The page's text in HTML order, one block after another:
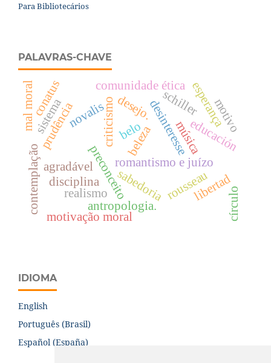
Para Bibliotecários
PALAVRAS-CHAVE
preconceito
beleza
novaliscriticismo
romantismo e juízo
música
belo
agradável
contemplação
desinteresse
prudência
sabedoriarousseau
educación
disciplina libertad
sistema
antropologia.
esperança
mal moral comunidade ética
desejo. motivo
conatus
círculo
realismo
schiller
motivação moral
IDIOMA
English
Português (Brasil)
Español (España)